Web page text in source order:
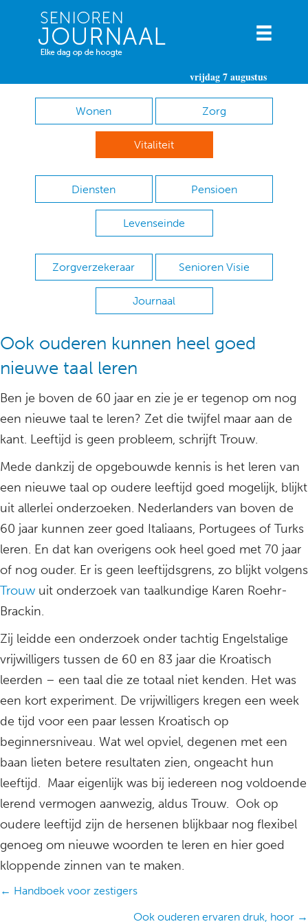
vrijdag 7 augustus
Wonen Zorg
Vitaliteit
Diensten Pensioen
Levenseinde
Zorgverzekeraar Senioren Visie
Journaal
Ook ouderen kunnen heel goed
nieuwe taal leren
Ben je boven de 60 jaar en zie je er tegenop om nog
een nieuwe taal te leren? Zet die twijfel maar aan de
kant. Leeftijd is geen probleem, schrijft Trouw.
Mede dankzij de opgebouwde kennis is het leren van
een nieuwe taal op oudere leeftijd goed mogelijk, blijkt
uit allerlei onderzoeken. Nederlanders van boven de
60 jaar kunnen zeer goed Italiaans, Portugees of Turks
leren. En dat kan overigens ook heel goed met 70 jaar
of nog ouder. Er is geen leeftijdsgrens, zo blijkt volgens
Trouw uit onderzoek van taalkundige Karen Roehr-
Brackin.
Zij leidde een onderzoek onder tachtig Engelstalige
vrijwilligers tussen de 60 en 83 jaar die Kroatisch
leerden – een taal die ze totaal niet kenden. Het was
een kort experiment. De vrijwilligers kregen een week
de tijd voor een paar lessen Kroatisch op
beginnersniveau. Wat wel opviel, degenen met een
baan lieten betere resultaten zien, ongeacht hun
leeftijd. Maar eigenlijk was bij iedereen nog voldoende
lerend vermogen aanwezig, aldus Trouw. Ook op
oudere leeftijd zijn de hersenen blijkbaar nog flexibel
genoeg om nieuwe woorden te leren en hier goed
kloppende zinnen van te maken.
Posts
← Handboek voor zestigers
Ook ouderen ervaren druk, hoor →